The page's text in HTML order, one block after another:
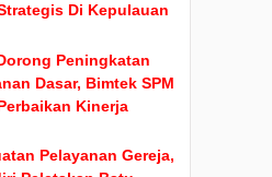
Di Kepulauan
Peningkatan
Dasar, Bimtek SPM
Kinerja
Pelayanan Gereja,